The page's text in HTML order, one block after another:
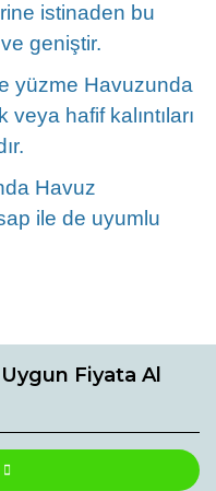
istinaden bu
geniştir.
yüzme Havuzunda
hafif kalıntıları
Havuz
ile de uyumlu
öneri formunu
ederiz.
Fiyata Al